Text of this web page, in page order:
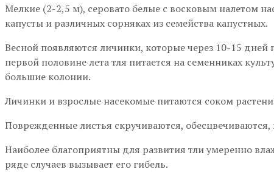
Мелкие (2-2,5 м), серовато белые с восковым налетом
капусты и различных сорняках из семейства капустных.
Весной появляются личинки, которые через 10-15
первой половине лета тля питается на семенниках
большие колонии.
Личинки и взрослые насекомые питаются соком
Поврежденные листья скручиваются,
Наиболее благоприятны для развития тли умеренно
ряде случаев вызывает его гибель.